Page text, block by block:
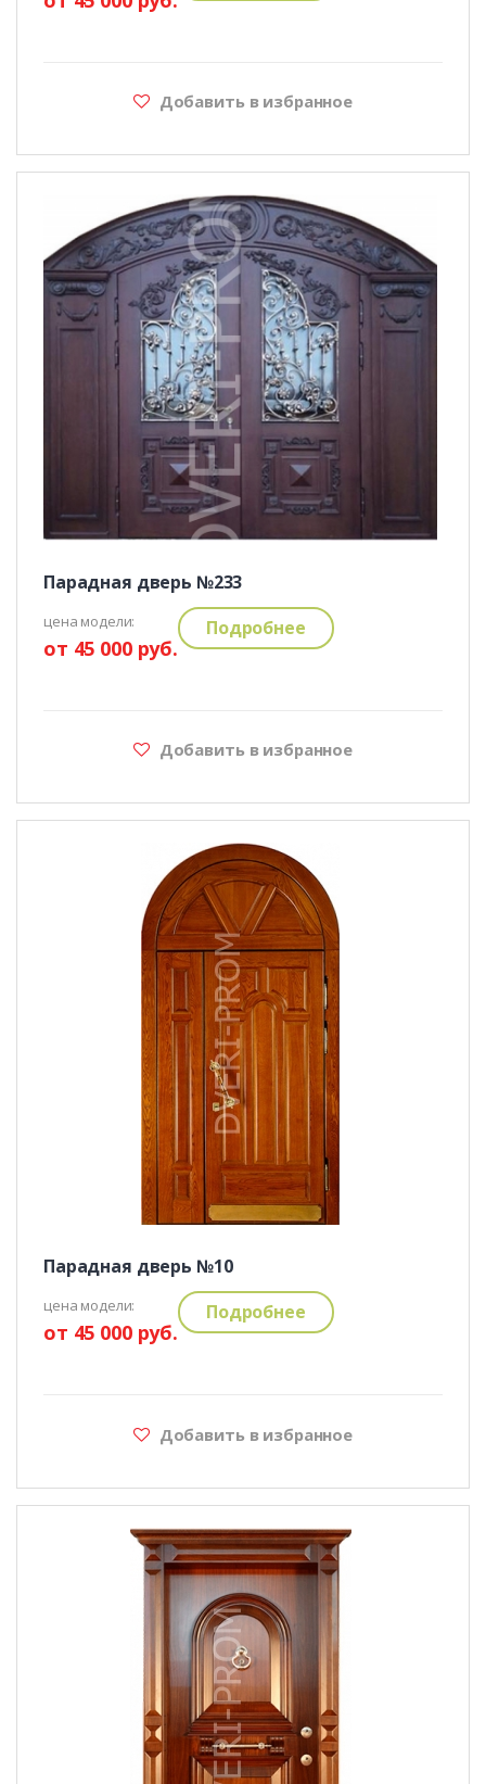
Добавить в избранное
Парадная дверь №233
цена модели:
от 45 000 руб.
Подробнее
Добавить в избранное
Парадная дверь №10
цена модели:
от 45 000 руб.
Подробнее
Добавить в избранное